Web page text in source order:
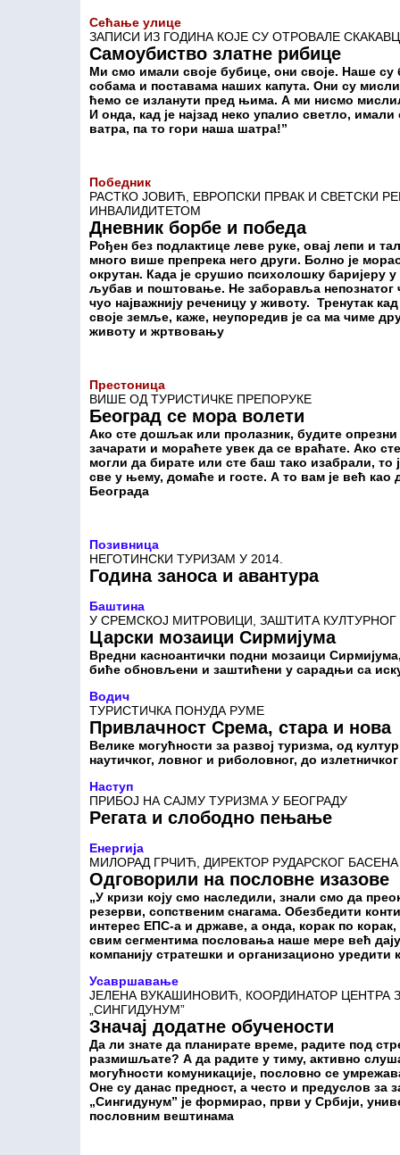
Сећање улице
ЗАПИСИ ИЗ ГОДИНА КОЈЕ СУ ОТРОВАЛЕ
Самоубиство златне рибице
Ми смо имали своје бубице, они своје. Наше
собама и поставама наших капута. Они су
ћемо се изланути пред њима. А ми нисмо
И онда, кад је најзад неко упалио светло,
ватра, па то гори наша шатра!”
Победник
РАСТКО ЈОВИЋ, ЕВРОПСКИ ПРВАК И СВЕТСКИ
ИНВАЛИДИТЕТОМ
Дневник борбе и победа
Рођен без подлактице леве руке, овај лепи и
много више препрека него други. Болно је
окрутан. Када је срушио психолошку баријеру
љубав и поштовање. Не заборавља непознатог
чуо најважнију реченицу у животу. Тренутак
своје земље, каже, неупоредив је са ма чиме
животу и жртвовању
Престоница
ВИШЕ ОД ТУРИСТИЧКЕ ПРЕПОРУКЕ
Београд се мора волети
Ако сте дошљак или пролазник, будите
зачарати и мораћете увек да се враћате. Ако
могли да бирате или сте баш тако изабрали, то
све у њему, домаће и госте. А то вам је већ као
Београда
Позивница
НЕГОТИНСКИ ТУРИЗАМ У 2014.
Година заноса и авантура
Баштина
У СРЕМСКОЈ МИТРОВИЦИ, ЗАШТИТА КУЛТУРНОГ
Царски мозаици Сирмијума
Вредни касноантички подни мозаици
биће обновљени и заштићени у сарадњи са
Водич
ТУРИСТИЧКА ПОНУДА РУМЕ
Привлачност Срема, стара и нова
Велике могућности за развој туризма, од
наутичког, ловног и риболовног, до
Наступ
ПРИБОЈ НА САЈМУ ТУРИЗМА У БЕОГРАДУ
Регата и слободно пењање
Енергија
МИЛОРАД ГРЧИЋ, ДИРЕКТОР РУДАРСКОГ БАСЕНА
Одговорили на пословне изазове
„У кризи коју смо наследили, знали смо да
резерви, сопственим снагама. Обезбедити
интерес ЕПС-а и државе, а онда, корак по корак,
свим сегментима пословања наше мере већ
компанију стратешки и организационо уредити
Усавршавање
ЈЕЛЕНА ВУКАШИНОВИЋ, КООРДИНАТОР ЦЕНТРА
„СИНГИДУНУМ”
Значај додатне обучености
Да ли знате да планирате време, радите под
размишљате? А да радите у тиму, активно
могућности комуникације, пословно се
Оне су данас предност, а често и предуслов
„Сингидунум” је формирао, први у Србији,
пословним вештинама